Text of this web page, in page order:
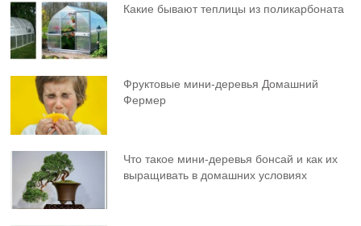
Какие бывают теплицы из поликарбоната
Фруктовыe мини-деревья Домашний
Фермер
Что такое мини-деревья бонсай и как их
выращивать в домашних условиях